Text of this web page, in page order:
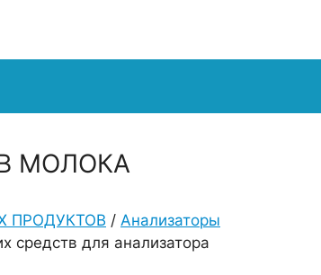
МОЛОКА
ПРОДУКТОВ / Анализаторы
средств для анализатора